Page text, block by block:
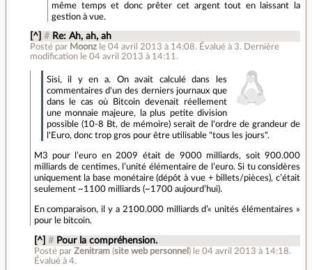
même temps et donc prêter cet argent tout en laissant la
gestion à vue.
[^] # Re: Ah, ah, ah
Posté par Moonz le 04 avril 2013 à 14:08.Évalué à 3.Dernière
modification le 04 avril 2013 à 14:11.
Sisi, il y en a. On avait calculé dans les
commentaires d'un des derniers journaux que
dans le cas où Bitcoin devenait réellement
une monnaie majeure, la plus petite division
possible (10-8 Bt, de mémoire) serait de l'ordre de grandeur de
l'Euro, donc trop gros pour être utilisable "tous les jours".
M3 pour l’euro en 2009 était de 9000 milliards, soit 900.000
milliards de centimes, l’unité élémentaire de l’euro. Si tu considères
uniquement la base monétaire (dépôt à vue + billets/pièces), c’était
seulement ~1100 milliards (~1700 aujourd’hui).
En comparaison, il y a 2100.000 milliards d’« unités élémentaires »
pour le bitcoin.
[^] # Pour la compréhension.
Posté par Zenitram(site web personnel ) le 04 avril 2013 à 14:18.
Évalué à 4.